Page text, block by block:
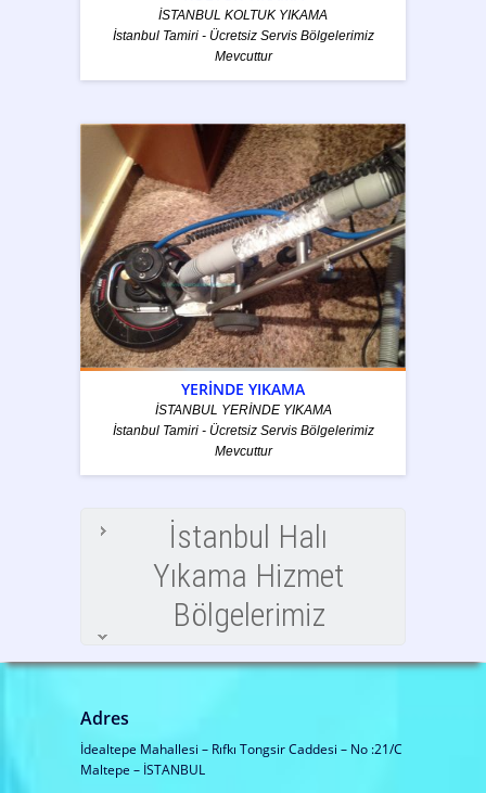
İSTANBUL KOLTUK YIKAMA
İstanbul Tamiri - Ücretsiz Servis Bölgelerimiz
Mevcuttur
YERİNDE YIKAMA
İSTANBUL YERİNDE YIKAMA
İstanbul Tamiri - Ücretsiz Servis Bölgelerimiz
Mevcuttur
İstanbul Halı
Yıkama Hizmet
Bölgelerimiz
Adres
İdealtepe Mahallesi – Rıfkı Tongsir Caddesi – No :21/C
Maltepe – İSTANBUL